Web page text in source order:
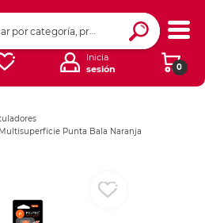
0
Inicia
sesión
Punta Bala Naranja
Ingresar Codigo